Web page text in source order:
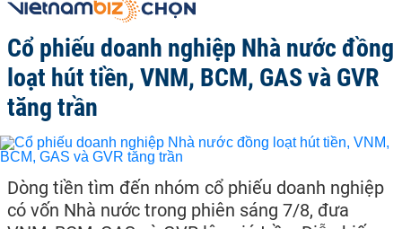
Cổ phiếu doanh nghiệp Nhà nước đồng
loạt hút tiền, VNM, BCM, GAS và GVR
tăng trần
Dòng tiền tìm đến nhóm cổ phiếu doanh nghiệp
có vốn Nhà nước trong phiên sáng 7/8, đưa